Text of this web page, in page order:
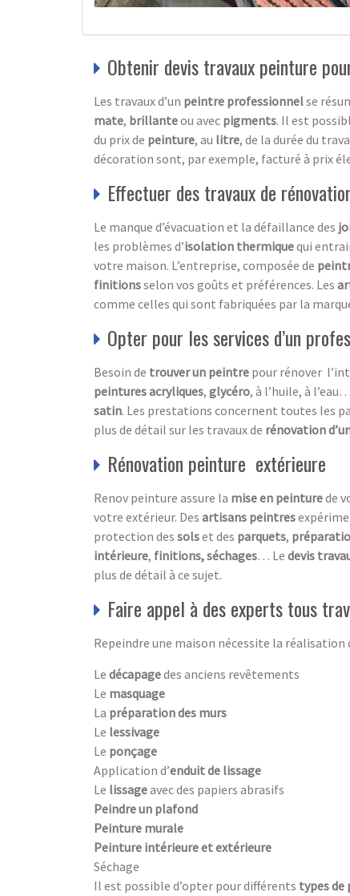
Obtenir devis travaux peinture
Les travaux d’un peintre professionnelse
mate, brillanteou avec pigments. Il est
du prix de peinture, au litre, de la durée du
décoration sont, par exemple, facturé à prix
Effectuer des travaux de
Le manque d’évacuation et la défaillance des
les problèmes d’isolation thermiquequi
votre maison. L’entreprise, composée de
finitionsselon vos goûts et préférences. Les
comme celles qui sont fabriquées par la
Opter pour les services d’un
Besoin de trouver un peintre pour rénover
peintures acryliques, glycéro, à l’huile, à
satin. Les prestations concernent toutes les
plus de détail sur les travaux de rénovation
Rénovation peinture extérieure
Renov peinture assure la mise en peinturede
votre extérieur. Des artisans peintres
protection des solset des parquets,
intérieure, finitions, séchages… Le devis
plus de détail à ce sujet.
Faire appel à des experts tous
Repeindre une maison nécessite la réalisation
Le décapagedes anciens revêtements
Le masquage
La préparation des murs
Le lessivage
Le ponçage
Application d’enduit de lissage
Le lissageavec des papiers abrasifs
Peindre un plafond
Peinture murale
Peinture intérieure et extérieure
Séchage
Il est possible d’opter pour différents types de